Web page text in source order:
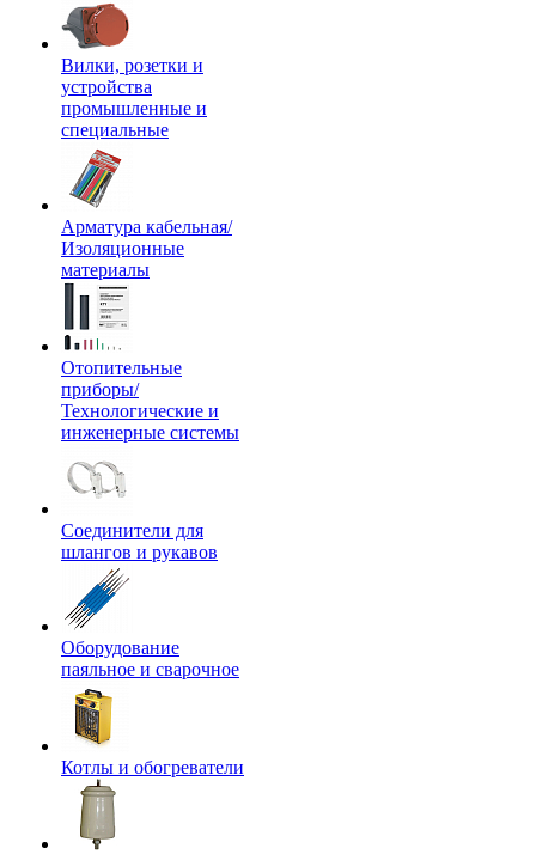
Вилки, розетки и
устройства
промышленные и
специальные
Арматура кабельная/
Изоляционные
материалы
Отопительные
приборы/
Технологические и
инженерные системы
Соединители для
шлангов и рукавов
Оборудование
паяльное и сварочное
Котлы и обогреватели